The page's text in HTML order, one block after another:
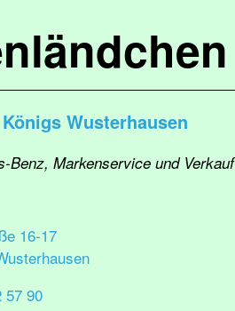
Wusterhausen
Benz, Markenservice und Verkauf
16-17
57 90